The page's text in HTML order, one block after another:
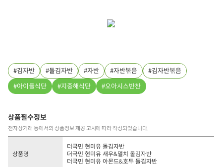
김자반 돌김자반 자반 자반볶음
김자반볶음
아이들식단
지중해식단 오아시스반찬
상품필수정보
전자상거래 등에서의 상품정보 제공 고시에 따라 작성되었습니다.
상품명
더국민 현미유 돌김자반
더국민 현미유 새우&멸치 돌김자반
더국민 현미유 아몬드&호두 돌김자반